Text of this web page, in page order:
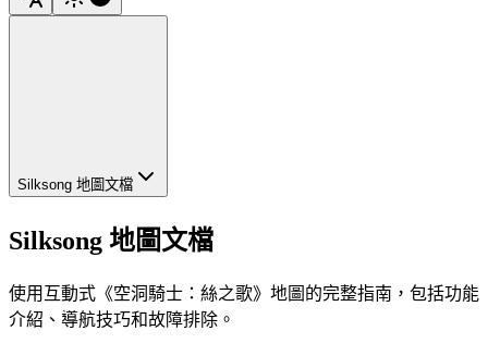
Silksong 地圖文檔
Silksong 地圖文檔
使用互動式《空洞騎士：絲之歌》地圖的完整指南，包括功能
介紹、導航技巧和故障排除。